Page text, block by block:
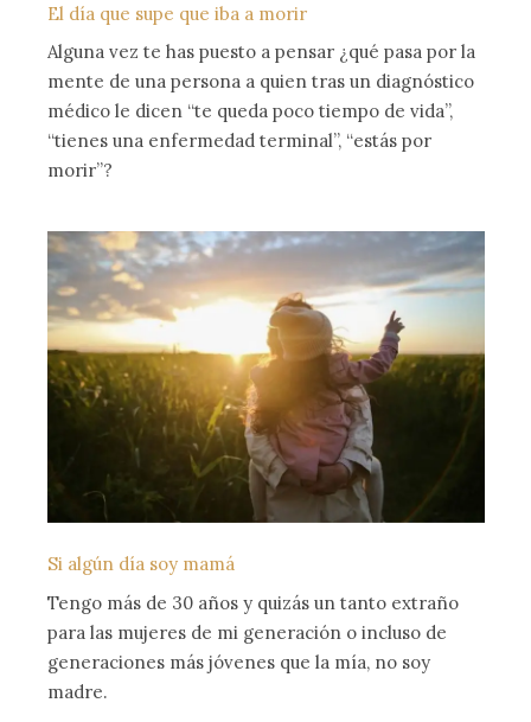
El día que supe que iba a morir
Alguna vez te has puesto a pensar ¿qué pasa por la
mente de una persona a quien tras un diagnóstico
médico le dicen “te queda poco tiempo de vida”,
“tienes una enfermedad terminal”, “estás por
morir”?
Si algún día soy mamá
Tengo más de 30 años y quizás un tanto extraño
para las mujeres de mi generación o incluso de
generaciones más jóvenes que la mía, no soy
madre.